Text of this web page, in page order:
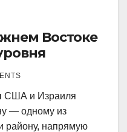
Востоке
США и Израиля
— одному из
району, напрямую